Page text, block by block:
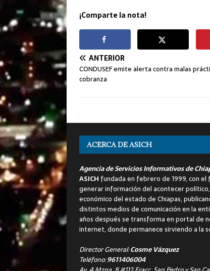
¡Comparte la nota!
ANTERIOR
CONDUSEF emite alerta contra malas
cobranza
ACERCA DE ASICH
Agencia de Servicios Informativos de
ASICH fundada en febrero de 1999, con el
generar información del acontecer
económico del estado de Chiapas,
distintos medios de comunicación en la
años después se transforma en portal de
internet, donde permanece sirviendo a la
Director General:Cosme Vázquez
Teléfono:9611406004